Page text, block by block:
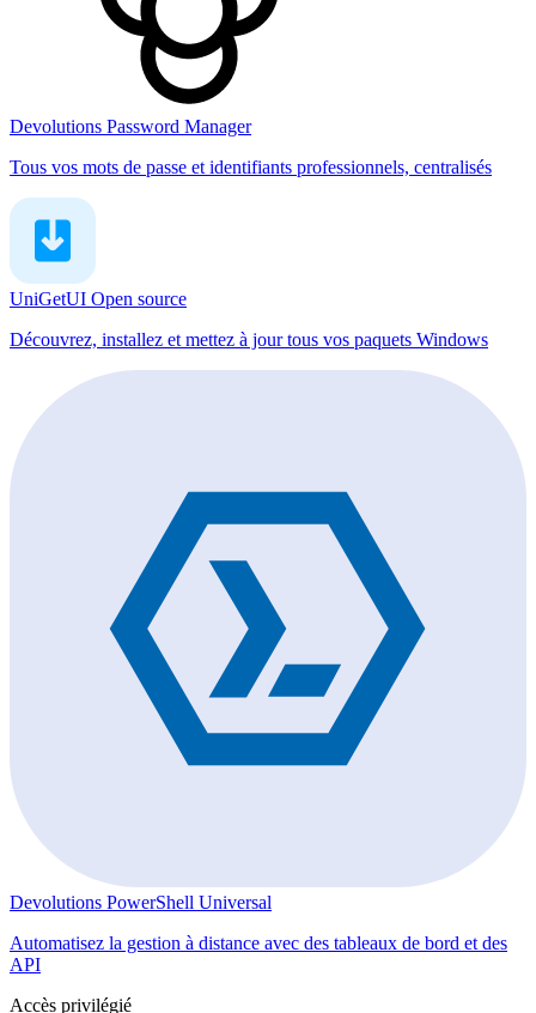
Devolutions Password Manager
Tous vos mots de passe et identifiants professionnels, centralisés
UniGetUI Open source
Découvrez, installez et mettez à jour tous vos paquets Windows
Devolutions PowerShell Universal
Automatisez la gestion à distance avec des tableaux de bord et des
API
Accès privilégié